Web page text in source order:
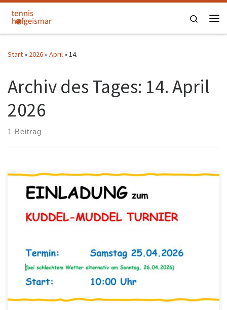
Zum Inhalt springen
Search
Start» 2026»April»14.
Archiv des Tages: 14. April
2026
1 Beitrag
Termin: Samstag, 25. April 2026 ab 10:00 auf unserer Anlage Bei
schlechtem Wetter verlegen wir auf Sonntag, 26.04.2026 Jeder
Petra Wilke Email: petra-wilke@web.de WhatsApp/Signal: +49 176
5561 6797 Oder tragt euch auf […]